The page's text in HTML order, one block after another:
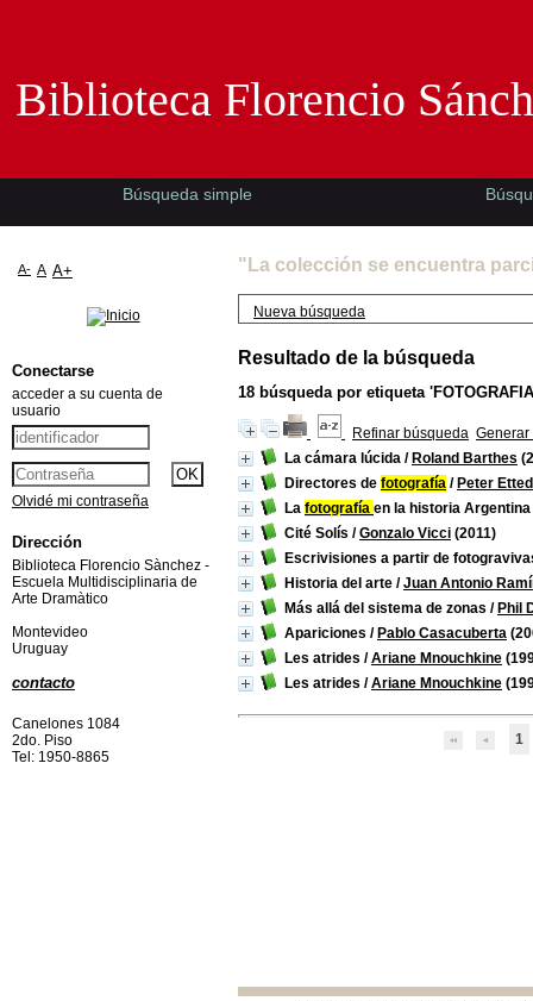
"La colección se encuentra
Nueva búsqueda
Resultado de la búsqueda
18 búsqueda por etiqueta
Refinar búsqueda Generar
La cámara lúcida / Roland Barthes
Directores de fotografía / Peter
La fotografía en la historia Argentina
Cité Solís /Gonzalo Vicci (2011)
Escrivisiones a partir de
Historia del arte /Juan Antonio
Más allá del sistema de zonas / Phil
Apariciones / Pablo Casacuberta
Les atrides /Ariane Mnouchkine
Les atrides /Ariane Mnouchkine
1
Biblioteca Florencio
Búsqueda simple
A- A A+
Conectarse
acceder a su cuenta de
usuario
Olvidé mi contraseña
Dirección
Biblioteca Florencio Sànchez -
Escuela Multidisciplinaria de
Arte Dramàtico
Montevideo
Uruguay
contacto
Canelones 1084
2do. Piso
Tel: 1950-8865